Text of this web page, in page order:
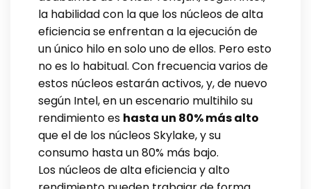
la habilidad con la que los núcleos de alta
eficiencia se enfrentan a la ejecución de
un único hilo en solo uno de ellos. Pero esto
no es lo habitual. Con frecuencia varios de
estos núcleos estarán activos, y, de nuevo
según Intel, en un escenario multihilo su
rendimiento es hasta un 80% más alto
que el de los núcleos Skylake, y su
consumo hasta un 80% más bajo.
Los núcleos de alta eficiencia y alto